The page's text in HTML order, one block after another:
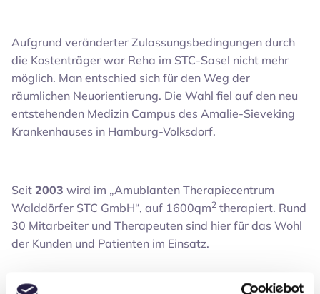
Aufgrund veränderter Zulassungsbedingungen durch
die Kostenträger war Reha im STC-Sasel nicht mehr
möglich. Man entschied sich für den Weg der
räumlichen Neuorientierung. Die Wahl fiel auf den neu
entstehenden Medizin Campus des Amalie-Sieveking
Krankenhauses in Hamburg-Volksdorf.
Seit 2003 wird im „Amublanten Therapiecentrum
Walddörfer STC GmbH“, auf 1600qm2 therapiert. Rund
30 Mitarbeiter und Therapeuten sind hier für das Wohl
der Kunden und Patienten im Einsatz.